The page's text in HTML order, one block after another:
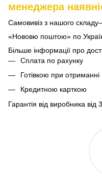
менеджера
Самовивіз з нашого
«Нововю поштою» по
Більше інформації про
Сплата по рахунку
Готівкою при отриманні
Кредитною карткою
Гарантія від виробника від